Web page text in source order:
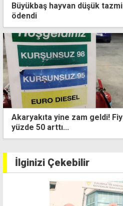
Büyükbaş hayvan düşük
ödendi
Akaryakıta yine zam geldi!
yüzde 50 arttı...
İlginizi Çekebilir